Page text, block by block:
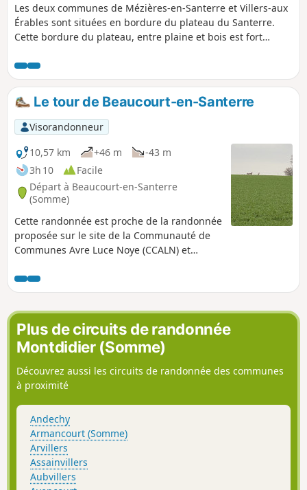
Les deux communes de Mézières-en-Santerre et Villers-aux
Érables sont situées en bordure du plateau du Santerre.
Cette bordure du plateau, entre plaine et bois est fort
avait un château jusqu’à la première guerre mondiale,
garde deux lieux remarquables de ce passé qui
agrémentent la randonnée.
Le tour de Beaucourt-en-Santerre
Visorandonneur
10,57 km
+46 m
-43 m
3h 10
Facile
Départ à Beaucourt-en-Santerre
(Somme)
Cette randonnée est proche de la randonnée
proposée sur le site de la Communauté de
Communes Avre Luce Noye (CCALN) et
résulte de la volonté de la commission de
remembrement de la commune de proposer
un itinéraire de randonnée sur son
territoire. Ce parcours permet de visualiser
toute la diversité des paysages de la
commune de Beaucourt-en-Santerre. On y
longe le bas de la Znieff n°220014514 qui
porte le nom de « larris de la vallée du bois
Péronne ».
Plus de circuits de randonnée
Montdidier (Somme)
Découvrez aussi les circuits de randonnée des communes
à proximité
Andechy
Armancourt (Somme)
Arvillers
Assainvillers
Aubvillers